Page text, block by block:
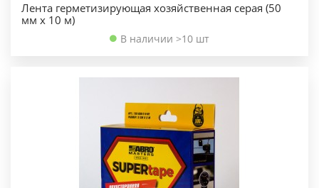
Лента герметизирующая хозяйственная серая (50
мм х 10 м)
В наличии >10 шт